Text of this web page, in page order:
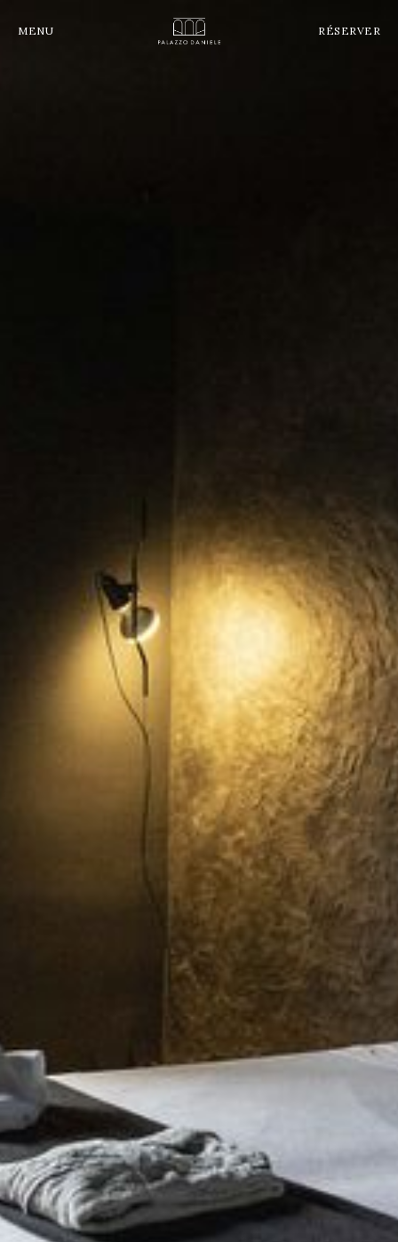
MENU RÉSERVER
MENU RÉSERVER